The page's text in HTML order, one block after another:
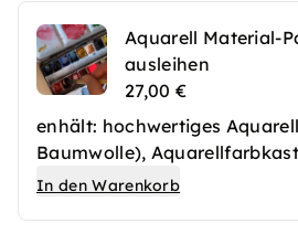
Aquarell Material-
ausleihen
27,00 €
enhält: hochwertiges
Baumwolle),
Wasserbehälter,
In den Warenkorb